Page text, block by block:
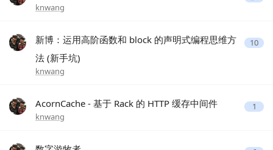
knwang
新博：运用高阶函数和 block 的声明式编程思维方
法 (新手坑)
knwang
10
AcornCache - 基于 Rack 的 HTTP 缓存中间件
knwang
1